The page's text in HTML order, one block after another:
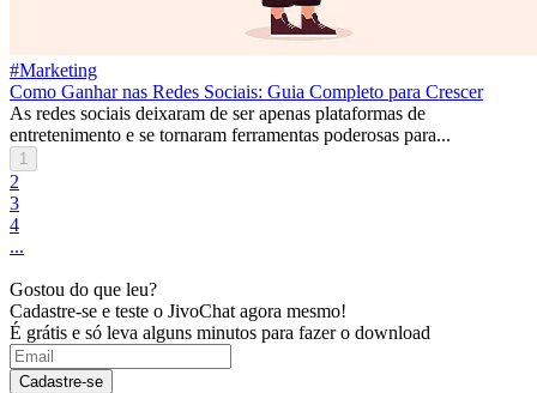
#Marketing
Como Ganhar nas Redes Sociais: Guia Completo para Crescer
As redes sociais deixaram de ser apenas plataformas de
entretenimento e se tornaram ferramentas poderosas para...
1
2
3
4
...
Gostou do que leu?
Cadastre-se e teste o JivoChat agora mesmo!
É grátis e só leva alguns minutos para fazer o download
Cadastre-se